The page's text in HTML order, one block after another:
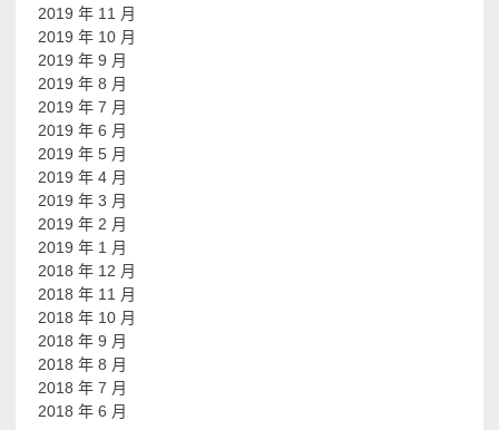
2019 年 11 月
2019 年 10 月
2019 年 9 月
2019 年 8 月
2019 年 7 月
2019 年 6 月
2019 年 5 月
2019 年 4 月
2019 年 3 月
2019 年 2 月
2019 年 1 月
2018 年 12 月
2018 年 11 月
2018 年 10 月
2018 年 9 月
2018 年 8 月
2018 年 7 月
2018 年 6 月